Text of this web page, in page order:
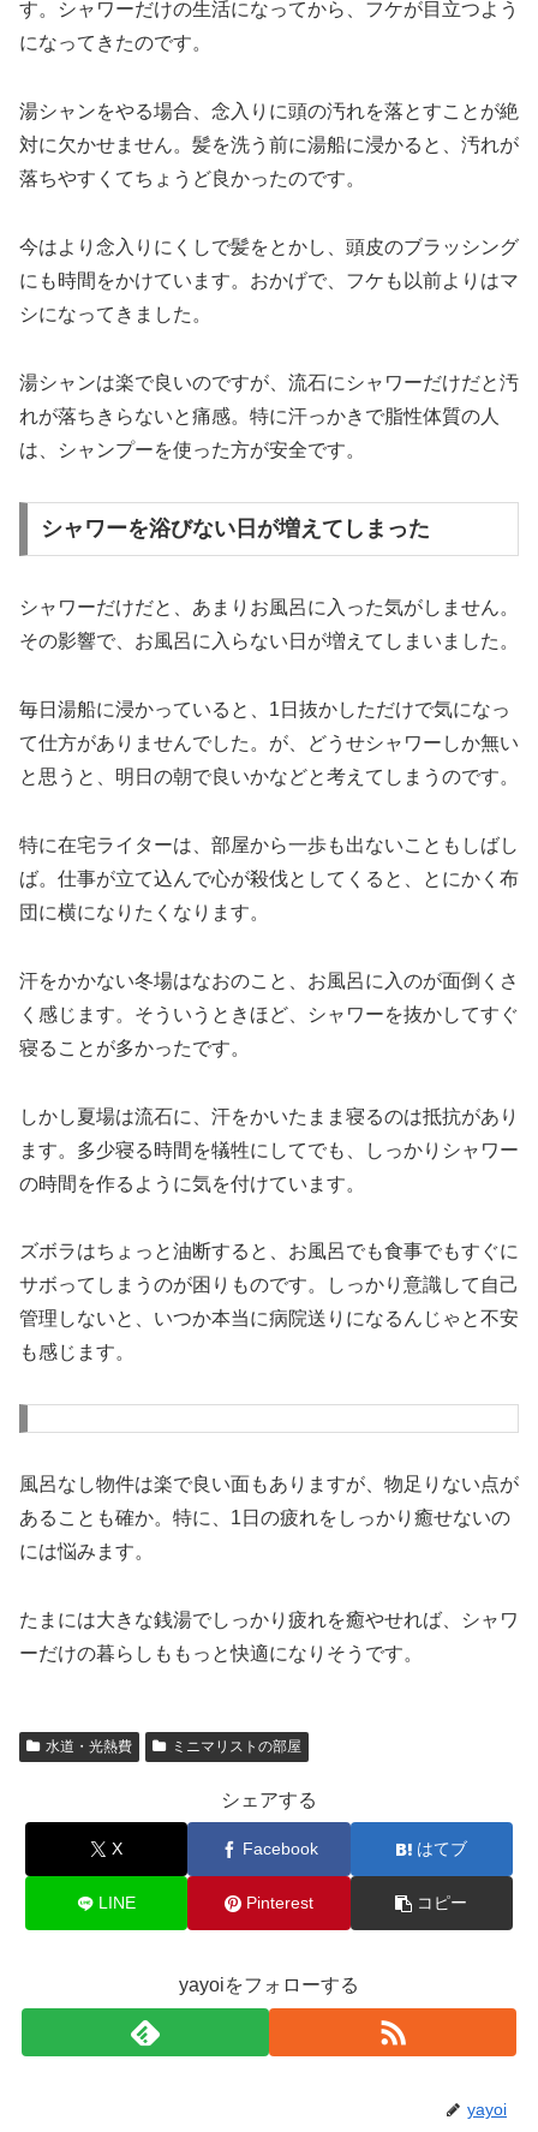
す。シャワーだけの生活になってから、フケが目立つよう
になってきたのです。
湯シャンをやる場合、念入りに頭の汚れを落とすことが絶
対に欠かせません。髪を洗う前に湯船に浸かると、汚れが
落ちやすくてちょうど良かったのです。
今はより念入りにくしで髪をとかし、頭皮のブラッシング
にも時間をかけています。おかげで、フケも以前よりはマ
シになってきました。
湯シャンは楽で良いのですが、流石にシャワーだけだと汚
れが落ちきらないと痛感。特に汗っかきで脂性体質の人
は、シャンプーを使った方が安全です。
シャワーを浴びない日が増えてしまった
シャワーだけだと、あまりお風呂に入った気がしません。
その影響で、お風呂に入らない日が増えてしまいました。
毎日湯船に浸かっていると、1日抜かしただけで気になっ
て仕方がありませんでした。が、どうせシャワーしか無い
と思うと、明日の朝で良いかなどと考えてしまうのです。
特に在宅ライターは、部屋から一歩も出ないこともしばし
ば。仕事が立て込んで心が殺伐としてくると、とにかく布
団に横になりたくなります。
汗をかかない冬場はなおのこと、お風呂に入のが面倒くさ
く感じます。そういうときほど、シャワーを抜かしてすぐ
寝ることが多かったです。
しかし夏場は流石に、汗をかいたまま寝るのは抵抗があり
ます。多少寝る時間を犠牲にしてでも、しっかりシャワー
の時間を作るように気を付けています。
ズボラはちょっと油断すると、お風呂でも食事でもすぐに
サボってしまうのが困りものです。しっかり意識して自己
管理しないと、いつか本当に病院送りになるんじゃと不安
も感じます。
風呂なし物件は楽で良い面もありますが、物足りない点が
あることも確か。特に、1日の疲れをしっかり癒せないの
には悩みます。
たまには大きな銭湯でしっかり疲れを癒やせれば、シャワ
ーだけの暮らしももっと快適になりそうです。
水道・光熱費 ミニマリストの部屋
シェアする
X Facebook はてブ
LINE Pinterest コピー
yayoiをフォローする
yayoi